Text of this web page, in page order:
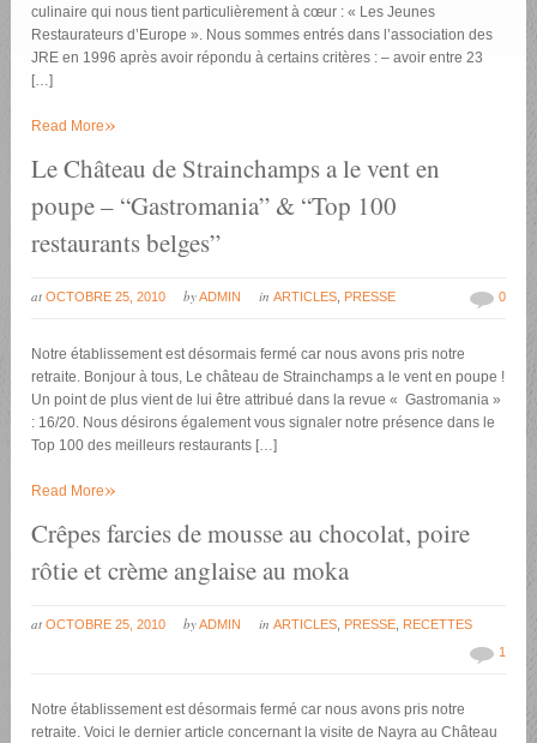
culinaire qui nous tient particulièrement à cœur : « Les Jeunes
Restaurateurs d’Europe ». Nous sommes entrés dans l’association des
JRE en 1996 après avoir répondu à certains critères : – avoir entre 23
[…]
Read More»
Le Château de Strainchamps a le vent en
poupe – “Gastromania” & “Top 100
restaurants belges”
at OCTOBRE 25, 2010 byADMIN inARTICLES PRESSE 0
Notre établissement est désormais fermé car nous avons pris notre
retraite. Bonjour à tous, Le château de Strainchamps a le vent en poupe !
Un point de plus vient de lui être attribué dans la revue « Gastromania »
: 16/20. Nous désirons également vous signaler notre présence dans le
Top 100 des meilleurs restaurants […]
Read More»
Crêpes farcies de mousse au chocolat, poire
rôtie et crème anglaise au moka
at OCTOBRE 25, 2010 byADMIN inARTICLES PRESSE
RECETTES
1
Notre établissement est désormais fermé car nous avons pris notre
retraite. Voici le dernier article concernant la visite de Nayra au Château